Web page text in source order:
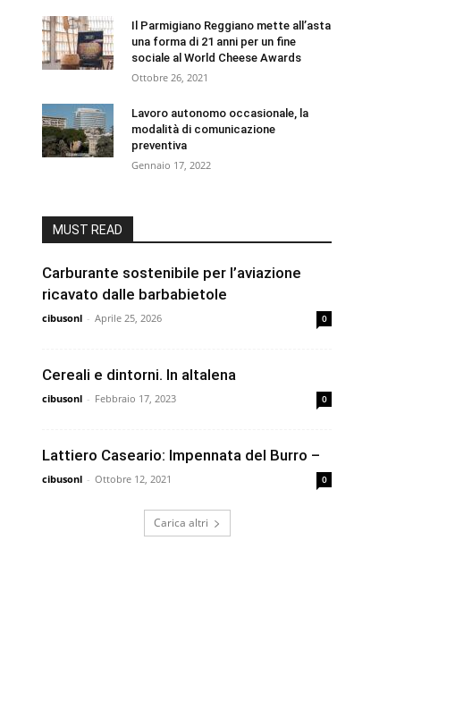
Il Parmigiano Reggiano mette all’asta
una forma di 21 anni per un fine
sociale al World Cheese Awards
Ottobre 26, 2021
Lavoro autonomo occasionale, la
modalità di comunicazione
preventiva
Gennaio 17, 2022
MUST READ
Carburante sostenibile per l’aviazione
ricavato dalle barbabietole
cibusonl - Aprile 25, 2026 0
Cereali e dintorni. In altalena
cibusonl - Febbraio 17, 2023 0
Lattiero Caseario: Impennata del Burro –
cibusonl - Ottobre 12, 2021 0
Carica altri